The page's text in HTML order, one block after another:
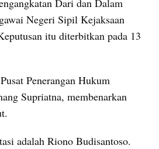
Dari dan Dalam
Negeri Sipil Kejaksaan
itu diterbitkan pada 13
Penerangan Hukum
Supriatna, membenarkan
adalah Riono Budisantoso.